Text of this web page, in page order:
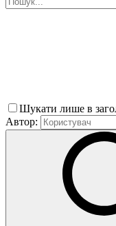
Шукати лише в
Автор: